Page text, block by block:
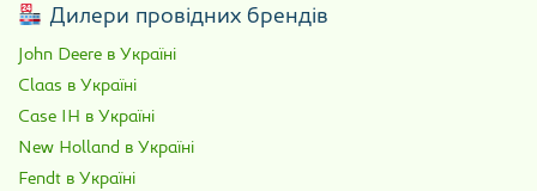
Дилери провідних брендів
John Deere в Україні
Claas в Україні
Case IH в Україні
New Holland в Україні
Fendt в Україні